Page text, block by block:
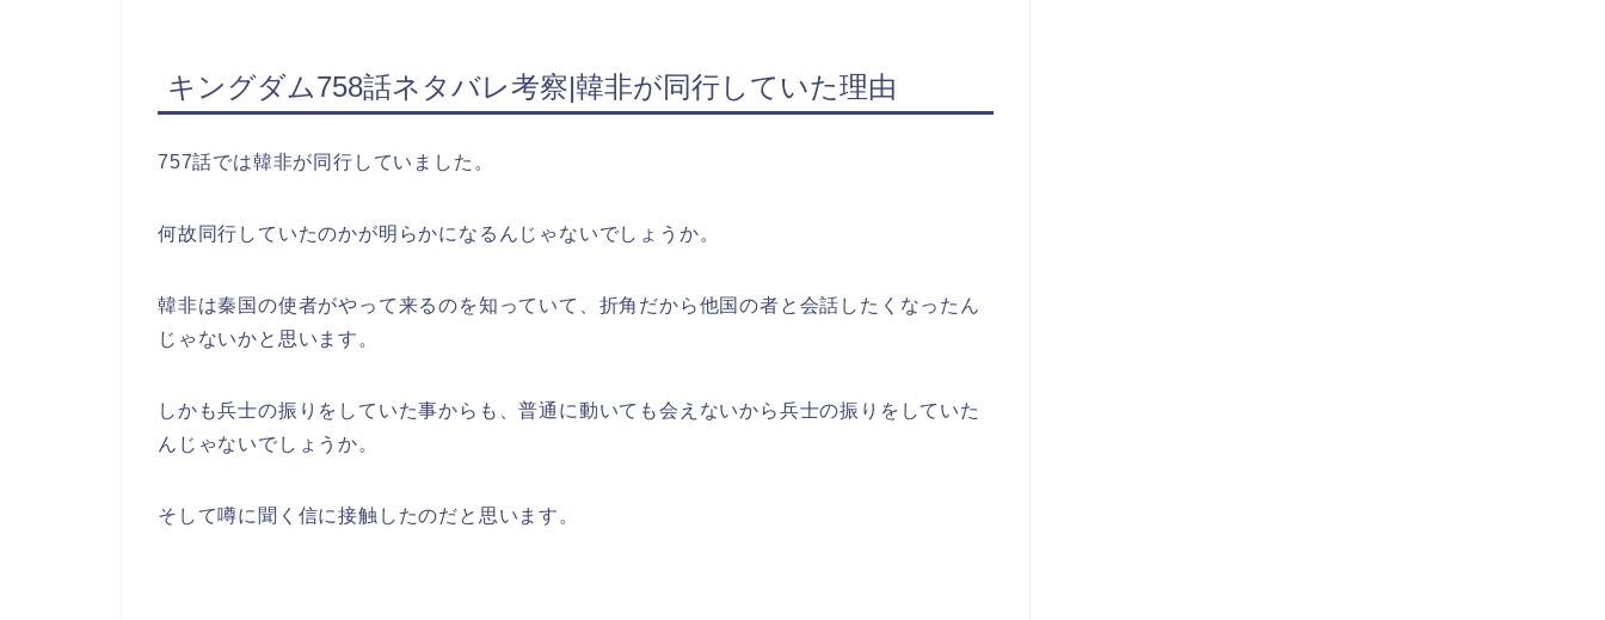
キングダム758話ネタバレ考察|韓非が同行していた理由
757話では韓非が同行していました。
何故同行していたのかが明らかになるんじゃないでしょうか。
韓非は秦国の使者がやって来るのを知っていて、折角だから他国の者と会話したくなったん
じゃないかと思います。
しかも兵士の振りをしていた事からも、普通に動いても会えないから兵士の振りをしていた
んじゃないでしょうか。
そして噂に聞く信に接触したのだと思います。